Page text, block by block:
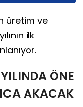
üretim ve
ilk
ÖNE
AKACAK